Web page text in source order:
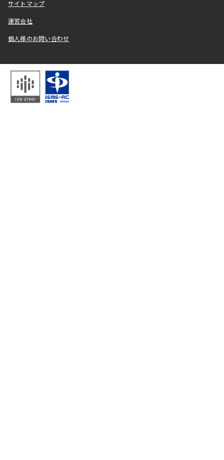
サイトマップ
運営会社
個人様のお問い合わせ